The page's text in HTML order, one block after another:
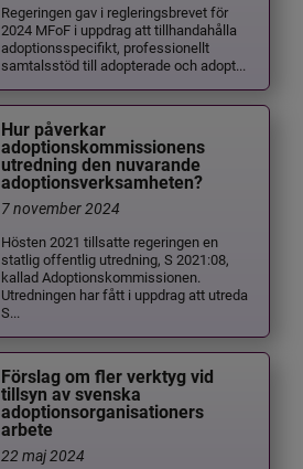
Regeringen gav i regleringsbrevet för
2024 MFoF i uppdrag att tillhandahålla
adoptionsspecifikt, professionellt
samtalsstöd till adopterade och adopt...
Hur påverkar
adoptionskommissionens
utredning den nuvarande
adoptionsverksamheten?
7 november 2024
Hösten 2021 tillsatte regeringen en
statlig offentlig utredning, S 2021:08,
kallad Adoptionskommissionen.
Utredningen har fått i uppdrag att utreda
S...
Förslag om fler verktyg vid
tillsyn av svenska
adoptionsorganisationers
arbete
22 maj 2024